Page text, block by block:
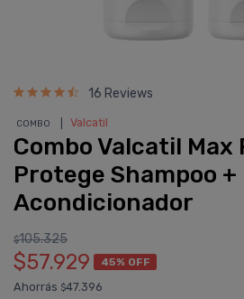
16 Reviews
COMBO Valcatil
Combo Valcatil Max
Protege Shampoo +
Acondicionador
$105.325
$57.929 45% OFF
Ahorrás $47.396